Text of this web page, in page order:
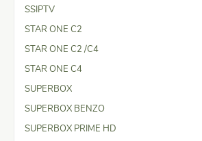
SSIPTV
STAR ONE C2
STAR ONE C2 /C4
STAR ONE C4
SUPERBOX
SUPERBOX BENZO
SUPERBOX PRIME HD